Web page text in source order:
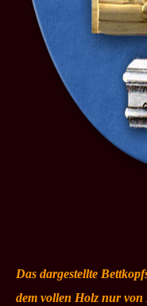
Das dargestellte
dem vollen Holz nur von